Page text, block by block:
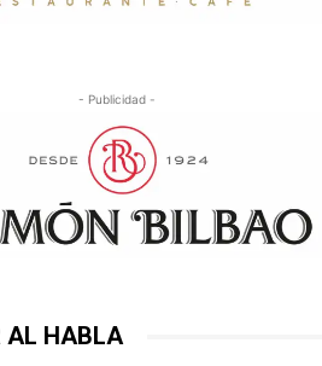
- Publicidad -
AL HABLA